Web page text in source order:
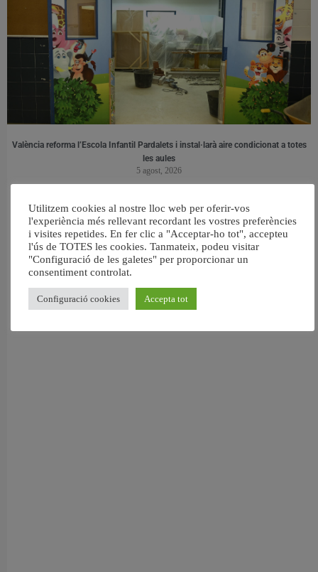
València reforma l’Escola Infantil Pardalets i instal·larà aire condicionat a totes
les aules
5 agost, 2026
Utilitzem cookies al nostre lloc web per oferir-vos
l'experiència més rellevant recordant les vostres preferències
i visites repetides. En fer clic a "Acceptar-ho tot", accepteu
l'ús de TOTES les cookies. Tanmateix, podeu visitar
"Configuració de les galetes" per proporcionar un
consentiment controlat.
Configuració cookies Accepta tot